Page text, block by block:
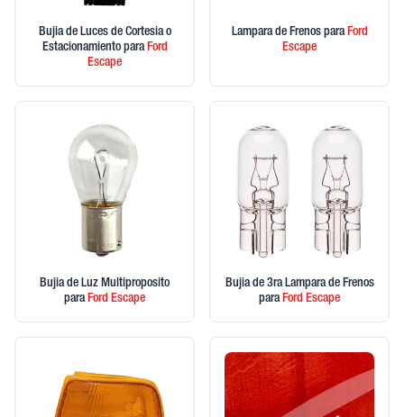
Bujia de Luces de Cortesia o
Estacionamiento paraFord
Escape
Lampara de Frenos paraFord
Escape
Bujia de Luz Multiproposito
paraFord Escape
Bujia de 3ra Lampara de Frenos
paraFord Escape